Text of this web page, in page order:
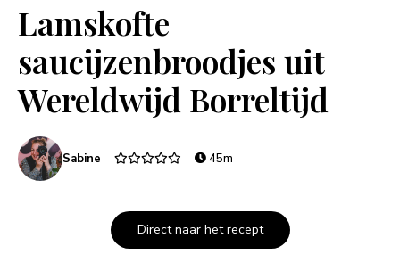
Lamskofte
saucijzenbroodjes uit
Wereldwijd Borreltijd
Sabine 45m
Direct naar het recept